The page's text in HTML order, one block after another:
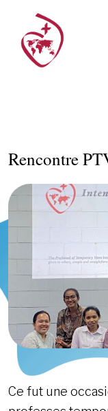
Rencontre
Ce fut une